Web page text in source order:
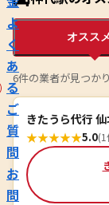
よ
く
あ
る
ご
質
問
お
問
オスス
6件の業者が見つか
きたうら代行
★★★★★5.0(1